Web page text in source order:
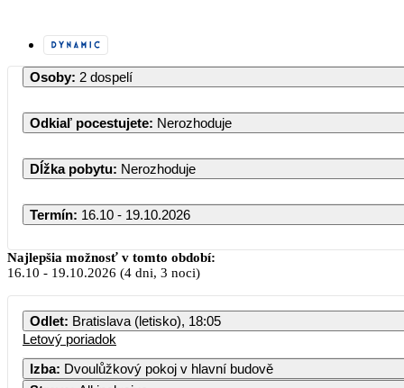
Osoby: 2 dospelí
Odkiaľ pocestujete: Nerozhoduje
Dĺžka pobytu: Nerozhoduje
Termín: 16.10 - 19.10.2026
Najlepšia možnosť v tomto období:
16.10 - 19.10.2026 (4 dni, 3 noci)
Odlet: Bratislava (letisko), 18:05
Letový poriadok
Izba: Dvoulůžkový pokoj v hlavní budově